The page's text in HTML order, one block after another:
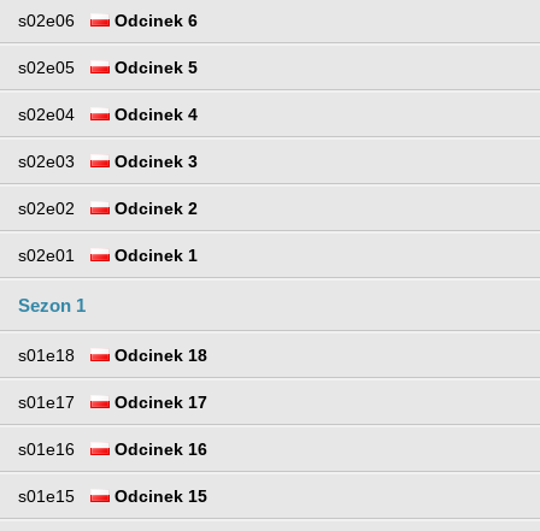
s02e06 Odcinek 6
s02e05 Odcinek 5
s02e04 Odcinek 4
s02e03 Odcinek 3
s02e02 Odcinek 2
s02e01 Odcinek 1
Sezon 1
s01e18 Odcinek 18
s01e17 Odcinek 17
s01e16 Odcinek 16
s01e15 Odcinek 15